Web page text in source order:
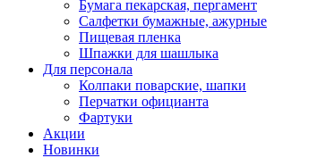
Бумага пекарская, пергамент
Салфетки бумажные, ажурные
Пищевая пленка
Шпажки для шашлыка
Для персонала
Колпаки поварские, шапки
Перчатки официанта
Фартуки
Акции
Новинки